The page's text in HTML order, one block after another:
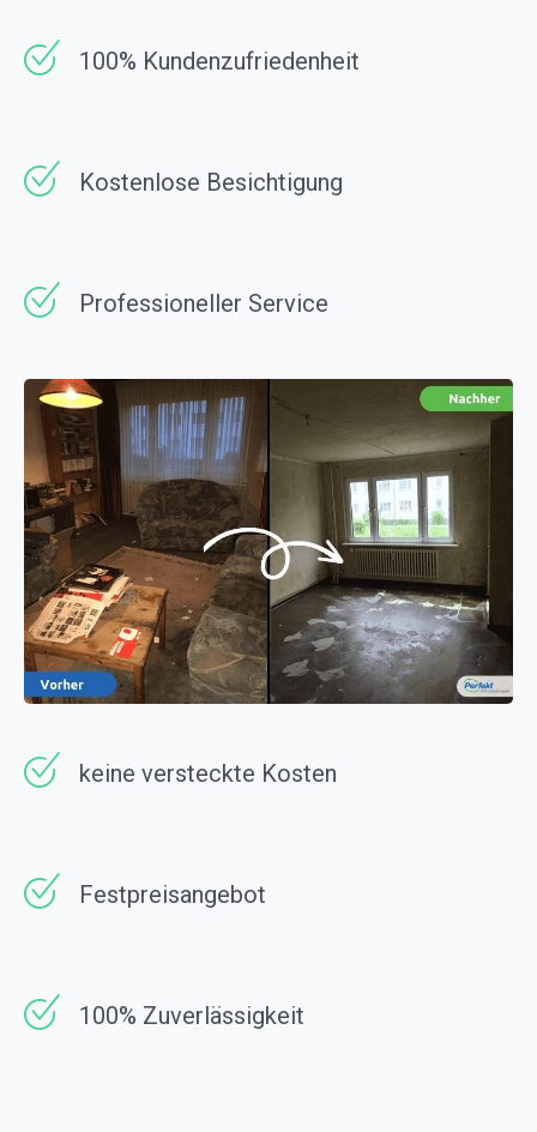
100% Kundenzufriedenheit
Kostenlose Besichtigung
Professioneller Service
keine versteckte Kosten
Festpreisangebot
100% Zuverlässig­keit